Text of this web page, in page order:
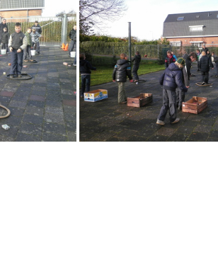
PB260038